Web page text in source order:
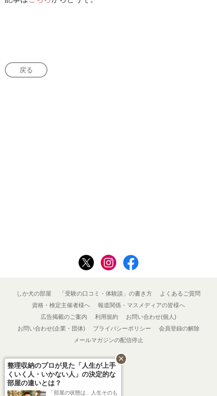
戻る
しか犬の部屋 「受験の口コミ・体験談」の書き方
よくあるご質問
資格・検定主催者様へ
報道関係・マスメディアの皆様へ
広告掲載のご案内
利用規約
お問い合わせ(個人)
お問い合わせ(企業・団体)
プライバシーポリシー
会員登録の解除
メールマガジンの配信停止
整理収納のプロが見た「人生が上手
くいく人・いかない人」の決定的な
部屋の違いとは？
「部屋の状態は、人生そのも
close